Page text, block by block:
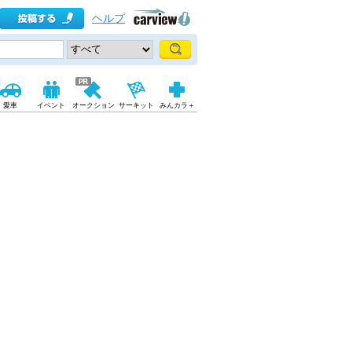
ヘルプ
愛車 イベント オークション サーキット みんカラ＋